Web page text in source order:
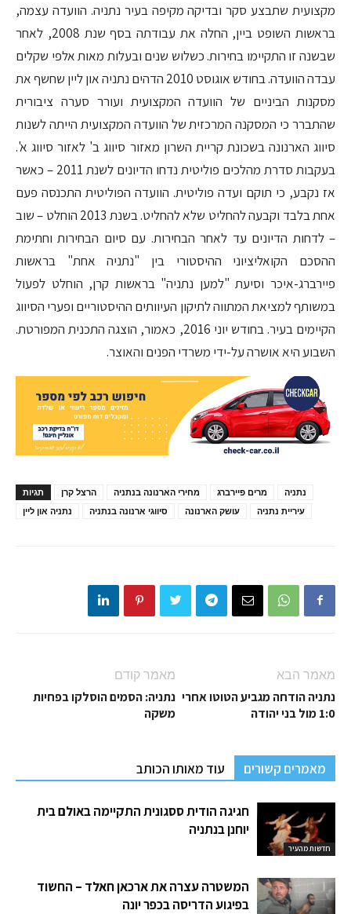
מקצועית שתבצע סקר ובדיקה מקיפה בעיר נתניה. הוועדה עצמה,
בראשות השופט ביין, החלה את עבודתה בסף שנת 2008, לאחר
שבשנה זו התקיימו בחירות. כשלוש שנים ובעלות מאות אלפי שקלים
עבדה הוועדה. בחודש אוגוסט 2010 הדהים נתניה און ליין שחשף את
מסקנות הביניים של הוועדה המקצועית ועורר סערה ציבורית
שהתברר כי המסקנה המרכזית של הוועדה המקצועית הייתה לשנות
סיווג הארנונה בשכונת קריית השרון מאזור סיווג ב' לאזור סיווג א'.
בעקבות סדרת מהלכים פוליטית נדחו הדיונים לשנת 2011 – כאשר
אז נקבע, כי תוקם ועדה פוליטית. הוועדה הפוליטית התכנסה פעם
אחת בלבד וקבעה להחליט שלא להחליט. בשנת 2013 הוחלט – שוב
– לדחות הדיונים עד לאחר הבחירות. עם סיום הבחירות וחתימת
ההסכם הקואליציוני ההיסטורי בין "נתניה אחת" בראשות
פיירברג-איכר וסיעת "למען נתניה" בראשות קרן, הוחלט לפעול
במשותף למציאת המתווה לתיקון העיוותים ההיסטוריים ופערי הסיווג
הקיימים בעיר. בחודש יוני 2016, כאמור, הוצגה התכנית המפורטת.
השבוע היא אושרה על-ידי משרדי הפנים והאוצר.
תגיות הרצל קרן מחירי הארנונה בנתניה מרים פיירברג
נתניה
נתניה און ליין
סיווגי ארנונה בנתניה עושק הארנונה עיריית נתניה
מאמר קודם
נתניה: הסמים הוסלקו בפחיות
משקה
מאמר הבא
נתניה הודחה מגביע הטוטו אחרי
1:0 מול בני יהודה
מאמרים קשורים עוד מאותו הכותב
חדשות מהעיר
חגיגה הודית ססגונית התקיימה באולם בית
יוחנן בנתניה
המשטרה עצרה את ארכאן חאלד – החשוד
בפיגוע הדריסה בכפר יונה